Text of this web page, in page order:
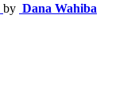
by Dana Wahiba